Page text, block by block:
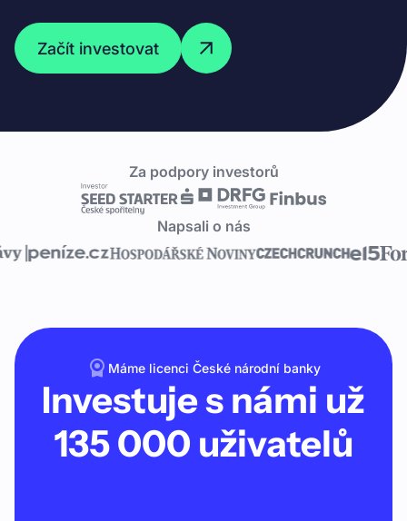
Začít investovat
Za podpory investorů
Napsali o nás
Máme licenci České národní banky
Investuje s námi už
135 000 uživatelů